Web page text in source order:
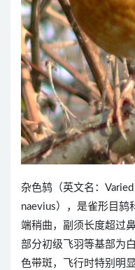
杂色鸫（英文名：
naevius），是雀形目鸫
端稍曲，副须长度超过
部分初级飞羽等基部为
色带斑，飞行时特别明